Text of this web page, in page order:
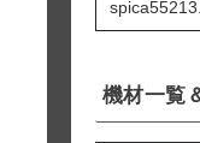
機材一覧